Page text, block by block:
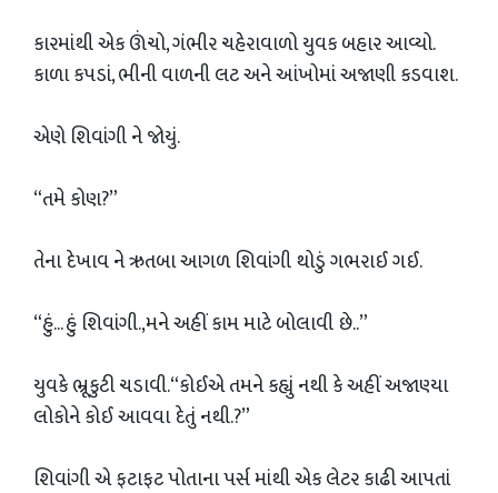
કારમાંથી એક ઊંચો, ગંભીર ચહેરાવાળો યુવક બહાર આવ્યો.
કાળા કપડાં, ભીની વાળની લટ અને આંખોમાં અજાણી કડવાશ.
એણે શિવાંગી ને જોયું.
“તમે કોણ?”
તેના દેખાવ ને ઋતબા આગળ શિવાંગી થોડું ગભરાઈ ગઈ.
“હું... હું શિવાંગી.,મને અહીં કામ માટે બોલાવી છે..”
યુવકે ભ્રૂકુટી ચડાવી.“કોઈએ તમને કહ્યું નથી કે અહીં અજાણ્યા
લોકોને કોઈ આવવા દેતું નથી.?”
શિવાંગી એ ફટાફટ પોતાના પર્સ માંથી એક લેટર કાઢી આપતાં